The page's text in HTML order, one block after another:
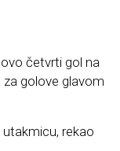
četvrti gol na
golove glavom
rekao